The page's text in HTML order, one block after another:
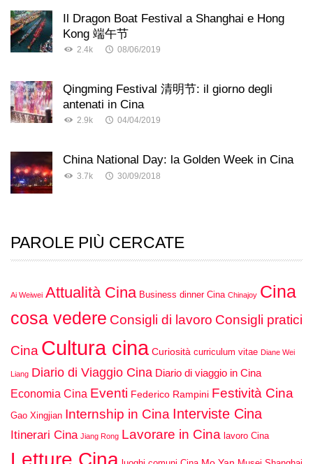
Il Dragon Boat Festival a Shanghai e Hong
Kong 端午节
2.4k 08/06/2019
Qingming Festival 清明节: il giorno degli
antenati in Cina
2.9k 04/04/2019
China National Day: la Golden Week in Cina
3.7k 30/09/2018
PAROLE PIÙ CERCATE
Ai Weiwei Attualità Cina Business dinner Cina Chinajoy Cina
cosa vedere Consigli di lavoro Consigli pratici
Cina Cultura cina Curiosità curriculum vitae Diane Wei
Liang Diario di Viaggio Cina Diario di viaggio in Cina
Economia Cina Eventi Federico Rampini Festività Cina
Gao Xingjian Internship in Cina Interviste Cina
Itinerari Cina Jiang Rong Lavorare in Cina lavoro Cina
Letture Cina